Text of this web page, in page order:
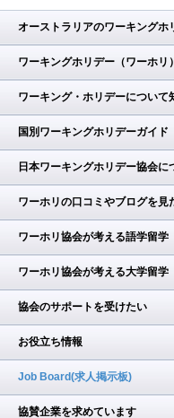
オーストラリアのワーキングホ
ワーキングホリデー（ワーホリ
ワーキング・ホリデーについて
国別ワーキングホリデーガイド
日本ワーキングホリデー協会に
ワーホリの口コミやブログを見
ワーホリ協会が考える語学留学
ワーホリ協会が考える大学留学
協会のサポートを受けたい
お役立ち情報
Job Board(求人掲示板)
協賛企業を求めています